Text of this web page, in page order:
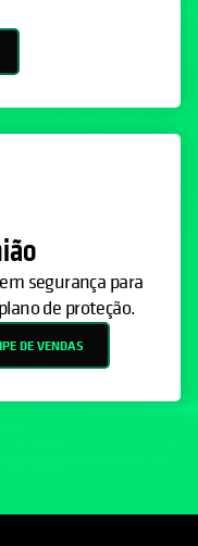
segurança para
de proteção.
DE VENDAS